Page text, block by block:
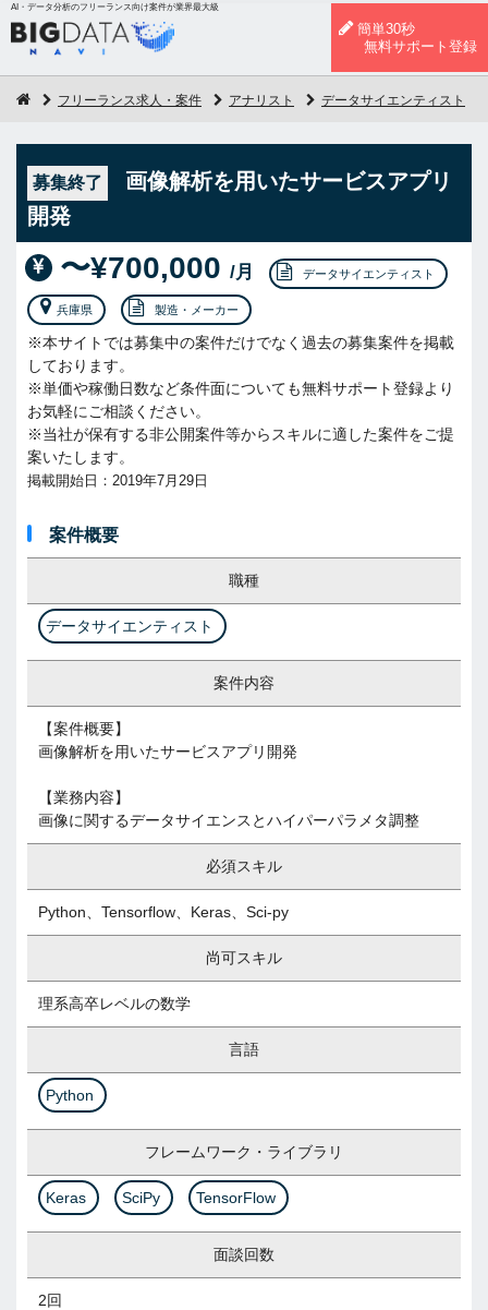
AI・データ分析のフリーランス向け案件が業界最大級
簡単30秒
無料サポート登録
フリーランス求人・案件 アナリスト データサイエンティスト
募集終了
画像解析を用いたサービスアプリ
開発
〜¥700,000 /月 データサイエンティスト
兵庫県 製造・メーカー
※本サイトでは募集中の案件だけでなく過去の募集案件を掲載
しております。
※単価や稼働日数など条件面についても無料サポート登録より
お気軽にご相談ください。
※当社が保有する非公開案件等からスキルに適した案件をご提
案いたします。
掲載開始日：2019年7月29日
案件概要
職種
データサイエンティスト
案件内容
【案件概要】
画像解析を用いたサービスアプリ開発
【業務内容】
画像に関するデータサイエンスとハイパーパラメタ調整
必須スキル
Python、Tensorflow、Keras、Sci-py
尚可スキル
理系高卒レベルの数学
言語
Python
フレームワーク・ライブラリ
Keras SciPy TensorFlow
面談回数
2回